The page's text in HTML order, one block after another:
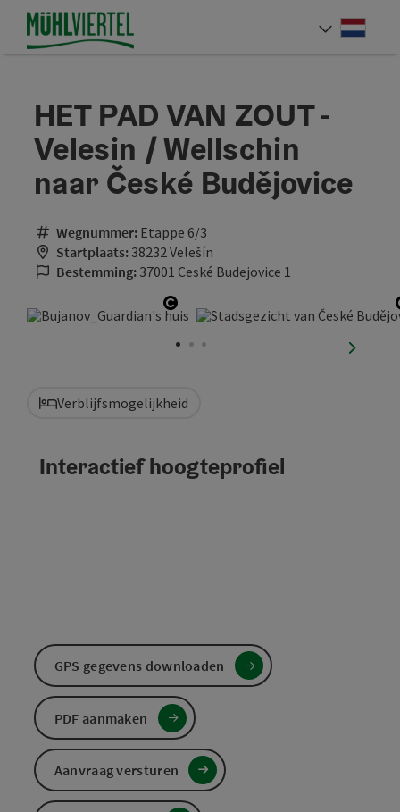
InhoudAccesskey
[0]
NavigatieAccesskey
[1]
PaginabeginAccesskey
[2]
HET PAD VAN ZOUT -
Velesin / Wellschin
naar České Budějovice
Wegnummer: Etappe 6/3
Startplaats: 38232 Velešín
Bestemming: 37001 Ceské Budejovice 1
Start Copyright
Verblijfsmogelijkheid
Interactief hoogteprofiel
GPS gegevens downloaden
PDF aanmaken
Aanvraag versturen